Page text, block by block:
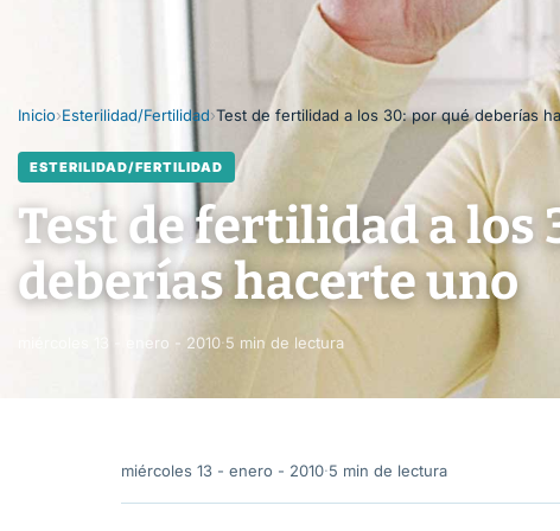
Inicio›Esterilidad/Fertilidad›Test de fertilidad a los 30: por qué deberías
ESTERILIDAD/FERTILIDAD
Test de fertilidad a los
deberías hacerte uno
miércoles 13 - enero - 2010·5 min de lectura
miércoles 13 - enero - 2010·5 min de lectura